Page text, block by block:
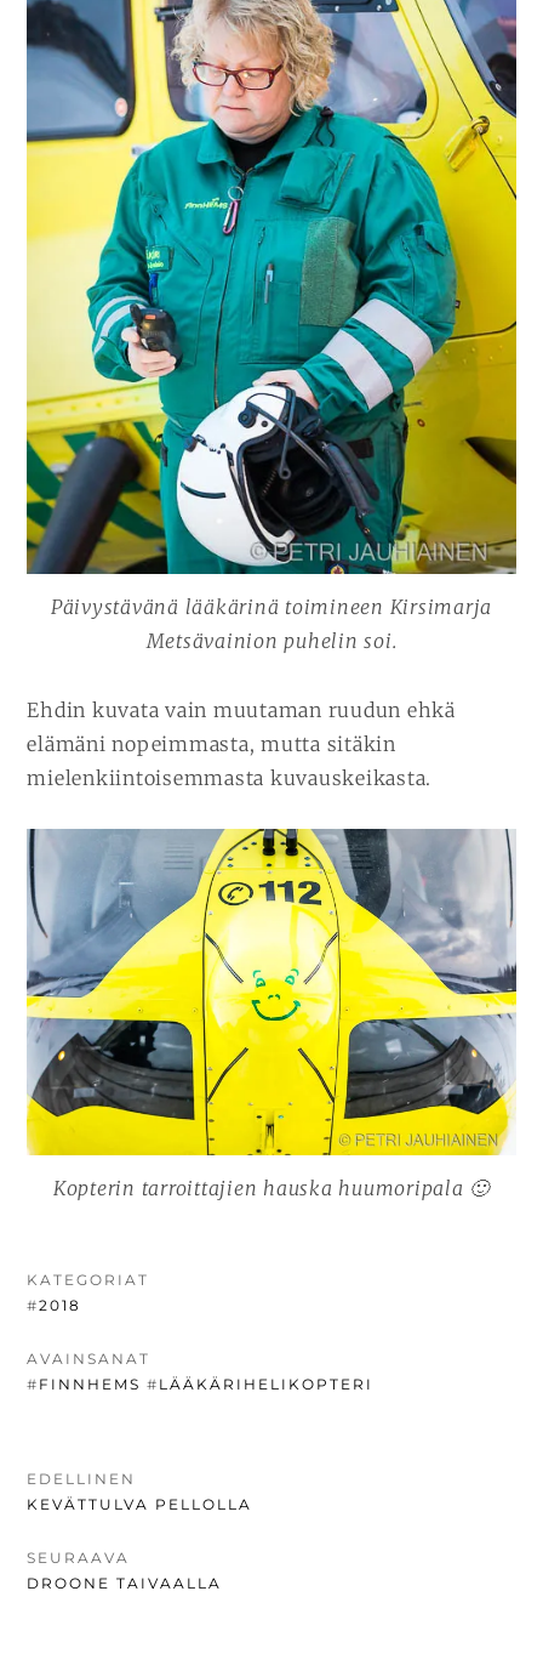
Päivystävänä lääkärinä toimineen Kirsimarja
Metsävainion puhelin soi.
Ehdin kuvata vain muutaman ruudun ehkä
elämäni nopeimmasta, mutta sitäkin
mielenkiintoisemmasta kuvauskeikasta.
Kopterin tarroittajien hauska huumoripala 🙂
KATEGORIAT
#2018
AVAINSANAT
# FINNHEMS # LÄÄKÄRIHELIKOPTERI
ARTIKKELIEN
SELAUS
EDELLINEN
EDELLINEN
KEVÄTTULVA PELLOLLA
SEURAAVA
SEURAAVA
DROONE TAIVAALLA